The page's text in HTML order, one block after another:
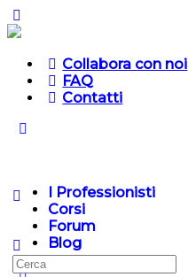
Collabora con noi
FAQ
Contatti
I Professionisti
Corsi
Forum
Blog